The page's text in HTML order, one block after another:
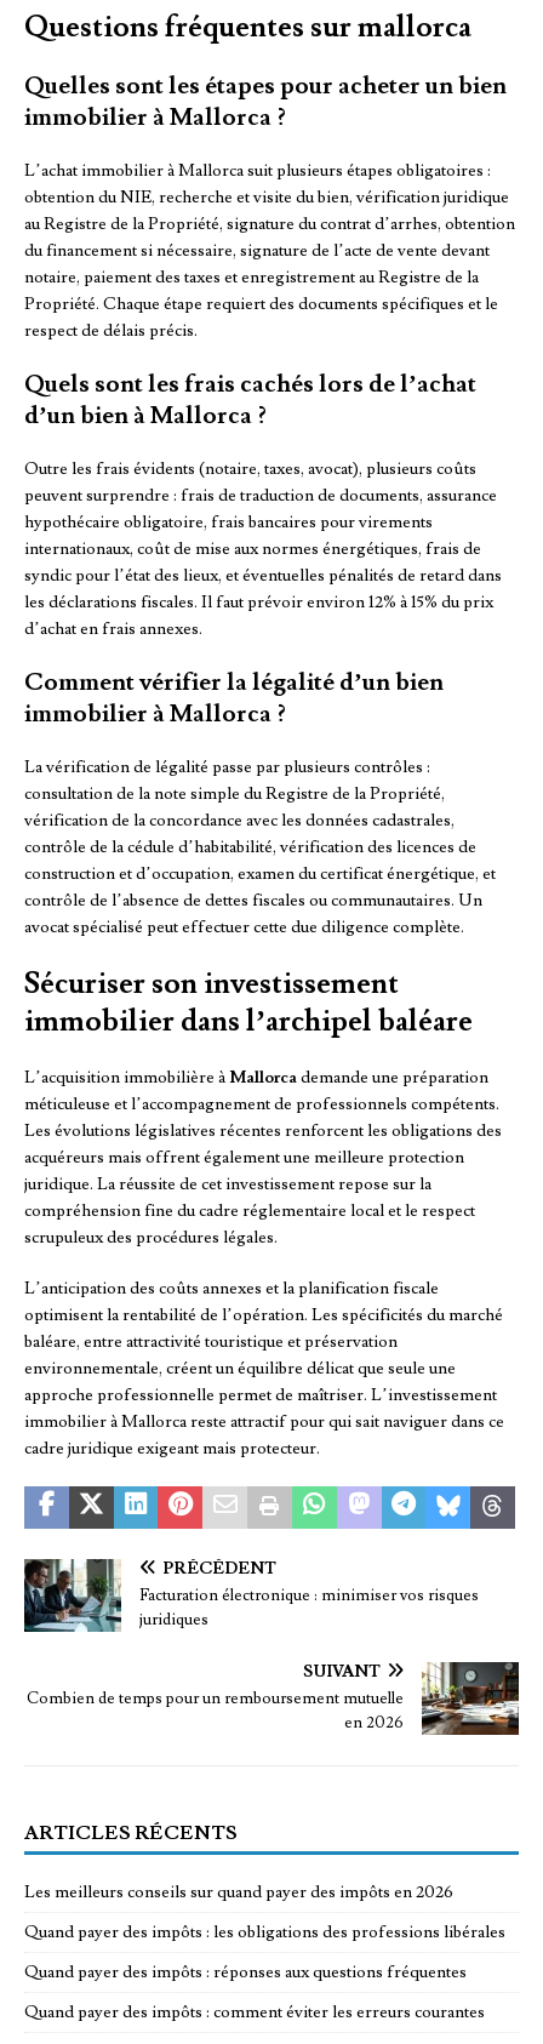
Questions fréquentes sur mallorca
Quelles sont les étapes pour acheter un bien
immobilier à Mallorca ?
L’achat immobilier à Mallorca suit plusieurs étapes obligatoires :
obtention du NIE, recherche et visite du bien, vérification juridique
au Registre de la Propriété, signature du contrat d’arrhes, obtention
du financement si nécessaire, signature de l’acte de vente devant
notaire, paiement des taxes et enregistrement au Registre de la
Propriété. Chaque étape requiert des documents spécifiques et le
respect de délais précis.
Quels sont les frais cachés lors de l’achat
d’un bien à Mallorca ?
Outre les frais évidents (notaire, taxes, avocat), plusieurs coûts
peuvent surprendre : frais de traduction de documents, assurance
hypothécaire obligatoire, frais bancaires pour virements
internationaux, coût de mise aux normes énergétiques, frais de
syndic pour l’état des lieux, et éventuelles pénalités de retard dans
les déclarations fiscales. Il faut prévoir environ 12% à 15% du prix
d’achat en frais annexes.
Comment vérifier la légalité d’un bien
immobilier à Mallorca ?
La vérification de légalité passe par plusieurs contrôles :
consultation de la note simple du Registre de la Propriété,
vérification de la concordance avec les données cadastrales,
contrôle de la cédule d’habitabilité, vérification des licences de
construction et d’occupation, examen du certificat énergétique, et
contrôle de l’absence de dettes fiscales ou communautaires. Un
avocat spécialisé peut effectuer cette due diligence complète.
Sécuriser son investissement
immobilier dans l’archipel baléare
L’acquisition immobilière àMallorcademande une préparation
méticuleuse et l’accompagnement de professionnels compétents.
Les évolutions législatives récentes renforcent les obligations des
acquéreurs mais offrent également une meilleure protection
juridique. La réussite de cet investissement repose sur la
compréhension fine du cadre réglementaire local et le respect
scrupuleux des procédures légales.
L’anticipation des coûts annexes et la planification fiscale
optimisent la rentabilité de l’opération. Les spécificités du marché
baléare, entre attractivité touristique et préservation
environnementale, créent un équilibre délicat que seule une
approche professionnelle permet de maîtriser. L’investissement
immobilier à Mallorca reste attractif pour qui sait naviguer dans ce
cadre juridique exigeant mais protecteur.
PRÉCÉDENT
Facturation électronique : minimiser vos risques
juridiques
SUIVANT
Combien de temps pour un remboursement mutuelle
en 2026
ARTICLES RÉCENTS
Les meilleurs conseils sur quand payer des impôts en 2026
Quand payer des impôts : les obligations des professions libérales
Quand payer des impôts : réponses aux questions fréquentes
Quand payer des impôts : comment éviter les erreurs courantes